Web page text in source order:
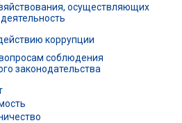
осуществляющих
коррупции
соблюдения
законодательства